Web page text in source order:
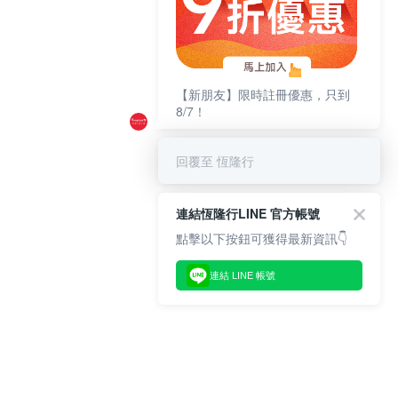
【新朋友】限時註冊優惠，只到
8/7！
回覆至 恆隆行
連結恆隆行LINE 官方帳號
點擊以下按鈕可獲得最新資訊👇
連結 LINE 帳號